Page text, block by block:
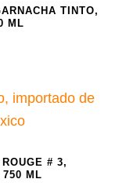
TINTO,
ML
# 3,
750 ML